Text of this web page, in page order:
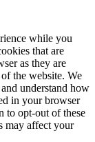
while you
that are
as they are
the website. We
understand how
in your browser
to opt-out of these
may affect your